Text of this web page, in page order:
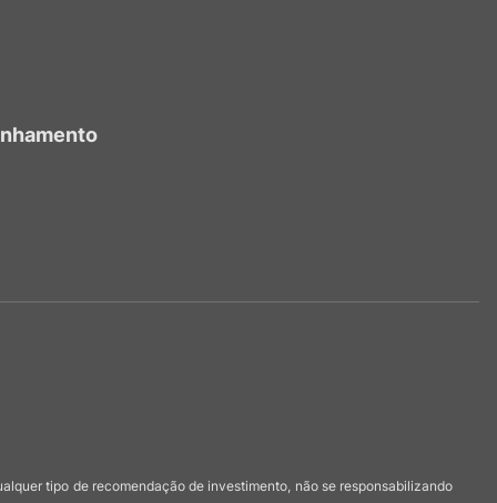
tipo de recomendação de investimento, não se responsabilizando